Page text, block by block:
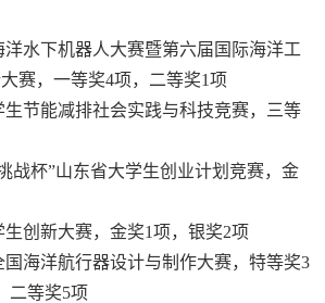
水下机器人大赛暨第六届国际海洋工
赛，一等奖4项，二等奖1项
生节能减排社会实践与科技竞赛，三等
战杯”山东省大学生创业计划竞赛，金
创新大赛，金奖1项，银奖2项
海洋航行器设计与制作大赛，特等奖3
二等奖5项